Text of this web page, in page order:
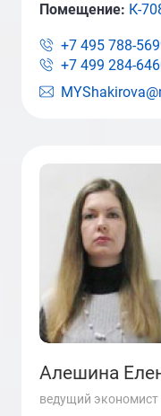
Помещение: К-
+7 495 788-
+7 499 284-
Алешина
ведущий экономист